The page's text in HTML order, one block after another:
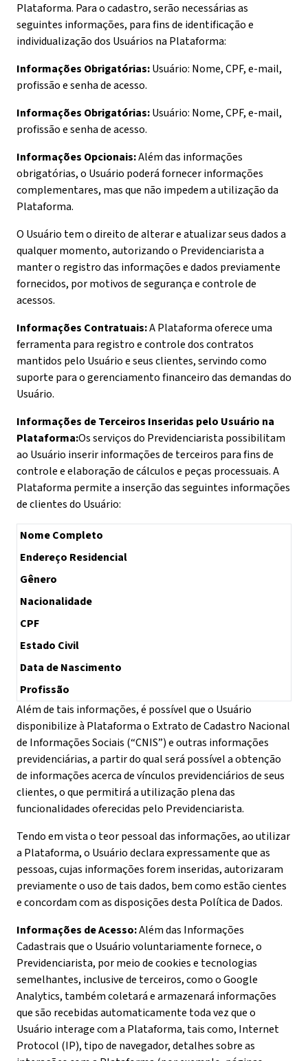
Plataforma. Para o cadastro, serão necessárias as
seguintes informações, para fins de identificação e
individualização dos Usuários na Plataforma:
Informações Obrigatórias:Usuário: Nome, CPF, e-mail,
profissão e senha de acesso.
Informações Obrigatórias:Usuário: Nome, CPF, e-mail,
profissão e senha de acesso.
Informações Opcionais:Além das informações
obrigatórias, o Usuário poderá fornecer informações
complementares, mas que não impedem a utilização da
Plataforma.
O Usuário tem o direito de alterar e atualizar seus dados a
qualquer momento, autorizando o Previdenciarista a
manter o registro das informações e dados previamente
fornecidos, por motivos de segurança e controle de
acessos.
Informações Contratuais:A Plataforma oferece uma
ferramenta para registro e controle dos contratos
mantidos pelo Usuário e seus clientes, servindo como
suporte para o gerenciamento financeiro das demandas do
Usuário.
Informações de Terceiros Inseridas pelo Usuário na
Plataforma:Os serviços do Previdenciarista possibilitam
ao Usuário inserir informações de terceiros para fins de
controle e elaboração de cálculos e peças processuais. A
Plataforma permite a inserção das seguintes informações
de clientes do Usuário:
Nome Completo
Endereço Residencial
Gênero
Nacionalidade
CPF
Estado Civil
Data de Nascimento
Profissão
Além de tais informações, é possível que o Usuário
disponibilize à Plataforma o Extrato de Cadastro Nacional
de Informações Sociais (“CNIS”) e outras informações
previdenciárias, a partir do qual será possível a obtenção
de informações acerca de vínculos previdenciários de seus
clientes, o que permitirá a utilização plena das
funcionalidades oferecidas pelo Previdenciarista.
Tendo em vista o teor pessoal das informações, ao utilizar
a Plataforma, o Usuário declara expressamente que as
pessoas, cujas informações forem inseridas, autorizaram
previamente o uso de tais dados, bem como estão cientes
e concordam com as disposições desta Política de Dados.
Informações de Acesso:Além das Informações
Cadastrais que o Usuário voluntariamente fornece, o
Previdenciarista, por meio de cookies e tecnologias
semelhantes, inclusive de terceiros, como o Google
Analytics, também coletará e armazenará informações
que são recebidas automaticamente toda vez que o
Usuário interage com a Plataforma, tais como, Internet
Protocol (IP), tipo de navegador, detalhes sobre as